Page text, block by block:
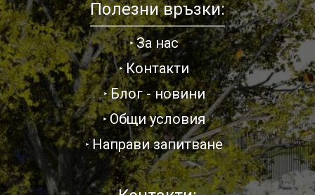
Полезни връзки:
За нас
Контакти
Блог - новини
Общи условия
Направи запитване